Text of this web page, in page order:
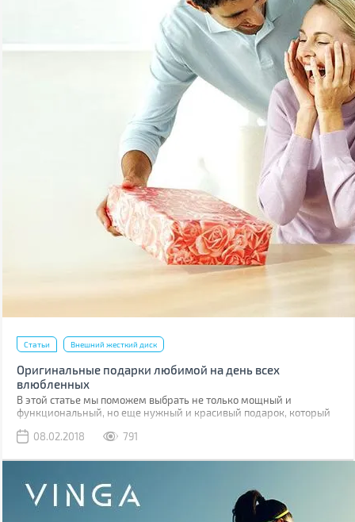
Статьи Внешний жесткий диск
Оригинальные подарки любимой на день всех
влюбленных
В этой статье мы поможем выбрать не только мощный и
функциональный, но еще нужный и красивый подарок, который
08.02.2018
791